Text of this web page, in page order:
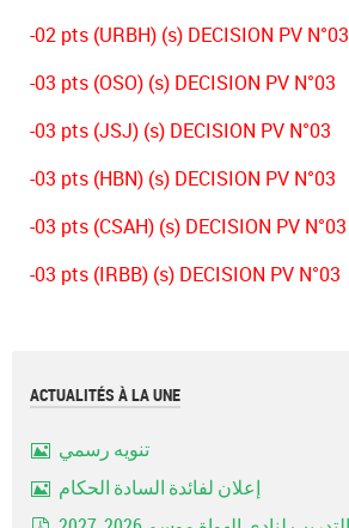
-02 pts (URBH) (s) DECISION PV N°03
-03 pts (OSO) (s) DECISION PV N°03
-03 pts (JSJ) (s) DECISION PV N°03
-03 pts (HBN) (s) DECISION PV N°03
-03 pts (CSAH) (s) DECISION PV N°03
-03 pts (IRBB) (s) DECISION PV N°03
ACTUALITÉS À LA UNE
تنويه رسمي
إعلان لفائدة السادة الحكام